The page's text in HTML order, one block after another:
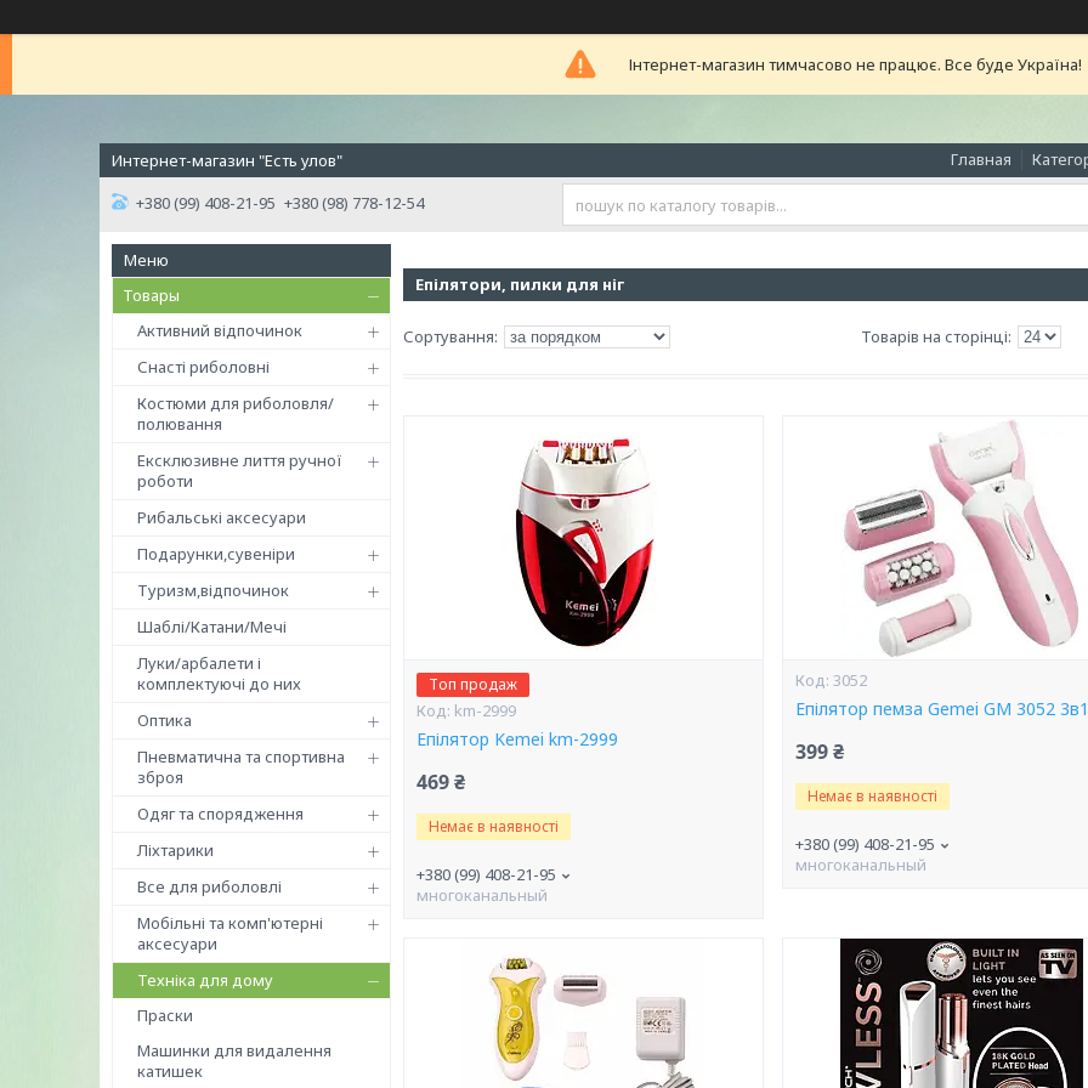
Інтернет-магазин тимчасово не працює. Все буде Україна!
Интернет-магазин "Есть улов" Главная
+380 (99) 408-21-95 +380 (98) 778-12-54
Товары
Активний відпочинок
Снасті риболовні
Костюми для риболовля/
полювання
Ексклюзивне лиття ручної
роботи
Рибальські аксесуари
Подарунки,сувеніри
Туризм,відпочинок
Шаблі/Катани/Мечі
Луки/арбалети і
комплектуючі до них
Оптика
Пневматична та спортивна
зброя
Одяг та спорядження
Ліхтарики
Все для риболовлі
Мобільні та комп'ютерні
аксесуари
Техніка для дому
Праски
Машинки для видалення
катишек
Епілятори, пилки для ніг
Топ продаж
km-2999
Епілятор Kemei km-2999
469 ₴
Немає в наявності
+380 (99) 408-21-95
многоканальный
3052
Епілятор пемза Gemei GM 3052 3в1
399 ₴
Немає в наявності
+380 (99) 408-21-95
многоканальный